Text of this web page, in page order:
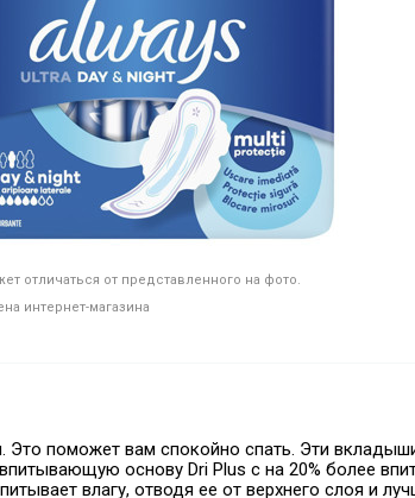
отличаться от представленного на фото.
интернет-магазина
поможет вам спокойно спать. Эти
основу Dri Plus с на 20% более
влагу, отводя ее от верхнего слоя и